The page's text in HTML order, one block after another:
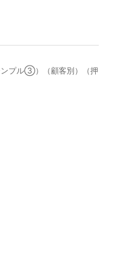
ンプル③）（顧客別）（押